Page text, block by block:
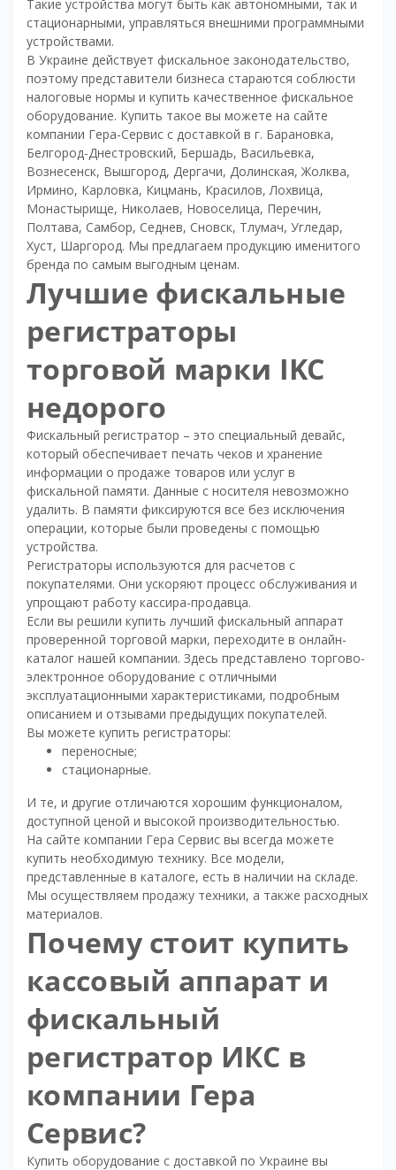
Такие устройства могут быть как автономными, так и
стационарными, управляться внешними программными
устройствами.
В Украине действует фискальное законодательство,
поэтому представители бизнеса стараются соблюсти
налоговые нормы и купить качественное фискальное
оборудование. Купить такое вы можете на сайте
компании Гера-Сервис с доставкой в г. Барановка,
Белгород-Днестровский, Бершадь, Васильевка,
Вознесенск, Вышгород, Дергачи, Долинская, Жолква,
Ирмино, Карловка, Кицмань, Красилов, Лохвица,
Монастырище, Николаев, Новоселица, Перечин,
Полтава, Самбор, Седнев, Сновск, Тлумач, Угледар,
Хуст, Шаргород. Мы предлагаем продукцию именитого
бренда по самым выгодным ценам.
Лучшие фискальные
регистраторы
торговой марки IKC
недорого
Фискальный регистратор – это специальный девайс,
который обеспечивает печать чеков и хранение
информации о продаже товаров или услуг в
фискальной памяти. Данные с носителя невозможно
удалить. В памяти фиксируются все без исключения
операции, которые были проведены с помощью
устройства.
Регистраторы используются для расчетов с
покупателями. Они ускоряют процесс обслуживания и
упрощают работу кассира-продавца.
Если вы решили купить лучший фискальный аппарат
проверенной торговой марки, переходите в онлайн-
каталог нашей компании. Здесь представлено торгово-
электронное оборудование с отличными
эксплуатационными характеристиками, подробным
описанием и отзывами предыдущих покупателей.
Вы можете купить регистраторы:
переносные;
стационарные.
И те, и другие отличаются хорошим функционалом,
доступной ценой и высокой производительностью.
На сайте компании Гера Сервис вы всегда можете
купить необходимую технику. Все модели,
представленные в каталоге, есть в наличии на складе.
Мы осуществляем продажу техники, а также расходных
материалов.
Почему стоит купить
кассовый аппарат и
фискальный
регистратор ИКС в
компании Гера
Сервис?
Купить оборудование с доставкой по Украине вы